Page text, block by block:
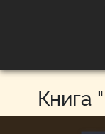
Книга